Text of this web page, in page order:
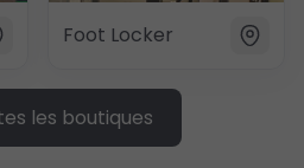
Foot Locker
les boutiques